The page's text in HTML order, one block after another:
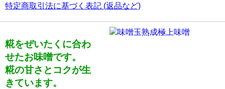
特定商取引法に基づく表記 (返品など)
糀をぜいたくに合わ
せたお味噌です。
糀の甘さとコクが生
きています。